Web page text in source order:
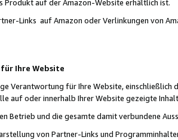
Produkt auf der Amazon-Website erhältlich ist.
Links auf Amazon oder Verlinkungen von
Ihre Website
Verantwortung für Ihre Website,
auf oder innerhalb Ihrer Website gezeigte
Betrieb und die gesamte damit verbundene
von Partner-Links und